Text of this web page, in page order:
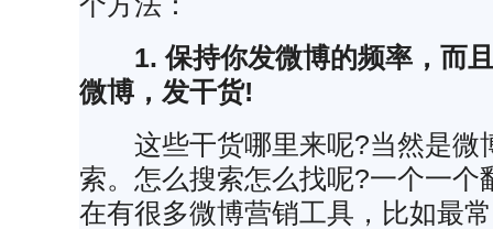
1. 保持你发微博的频率，而
微博，发干货!
这些干货哪里来呢?当然是微
索。怎么搜索怎么找呢?一个一个
在有很多微博营销工具，比如最